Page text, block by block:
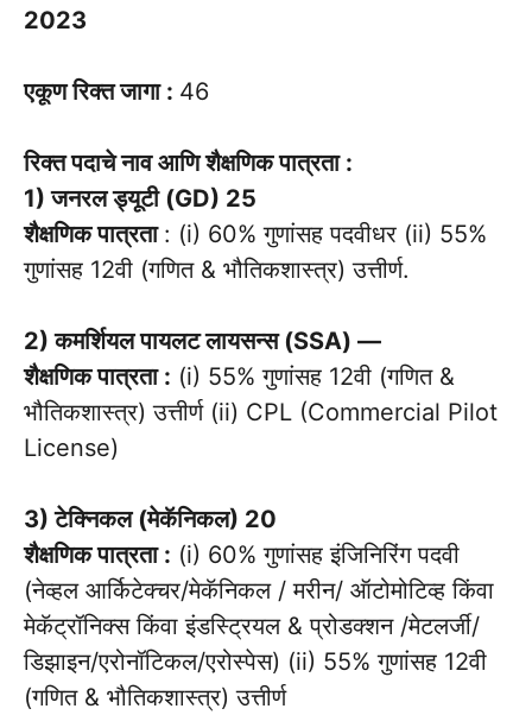
2023
एकूण रिक्त जागा : 46
रिक्त पदाचे नाव आणि शैक्षणिक पात्रता :
1) जनरल ड्यूटी (GD) 25
शैक्षणिक पात्रता : (i) 60% गुणांसह पदवीधर (ii) 55%
गुणांसह 12वी (गणित & भौतिकशास्त्र) उत्तीर्ण.
2) कमर्शियल पायलट लायसन्स (SSA) —
शैक्षणिक पात्रता : (i) 55% गुणांसह 12वी (गणित &
भौतिकशास्त्र) उत्तीर्ण (ii) CPL (Commercial Pilot
License)
3) टेक्निकल (मेकॅनिकल) 20
शैक्षणिक पात्रता : (i) 60% गुणांसह इंजिनिरिंग पदवी
(नेव्हल आर्किटेक्चर/मेकॅनिकल / मरीन/ ऑटोमोटिव्ह किंवा
मेकॅट्रॉनिक्स किंवा इंडस्ट्रियल & प्रोडक्शन /मेटलर्जी/
डिझाइन/एरोनॉटिकल/एरोस्पेस) (ii) 55% गुणांसह 12वी
(गणित & भौतिकशास्त्र) उत्तीर्ण